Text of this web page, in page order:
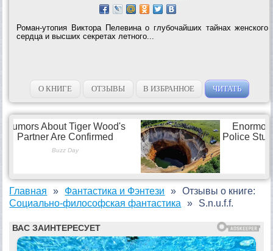
Роман-утопия Виктора Пелевина о глубочайших тайнах женского
сердца и высших секретах летного...
О КНИГЕ ОТЗЫВЫ В ИЗБРАННОЕ ЧИТАТЬ
Главная
Фантастика и Фэнтези
Социально-философская фантастика
Отзывы о книге:
S.n.u.f.f.